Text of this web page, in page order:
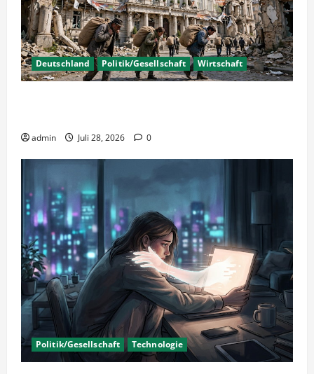
Deutschland Politik/Gesellschaft Wirtschaft
admin Juli 28, 2026 0
Politik/Gesellschaft Technologie